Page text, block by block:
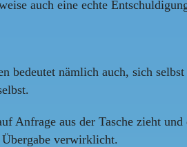
auch eine echte
bedeutet nämlich auch, sich
aus der Tasche zieht
verwirklicht.